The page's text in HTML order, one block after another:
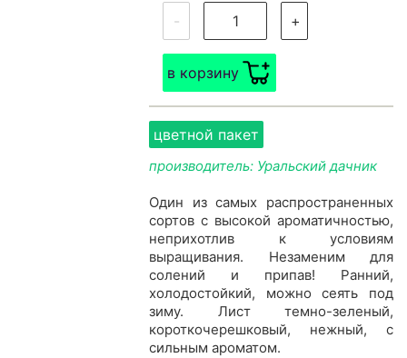
- +
в корзину
цветной пакет
производитель: Уральский дачник
Один из самых распространенных
сортов с высокой ароматичностью,
неприхотлив к условиям
выращивания. Незаменим для
солений и припав! Ранний,
холодостойкий, можно сеять под
зиму. Лист темно-зеленый,
короткочерешковый, нежный, с
сильным ароматом.